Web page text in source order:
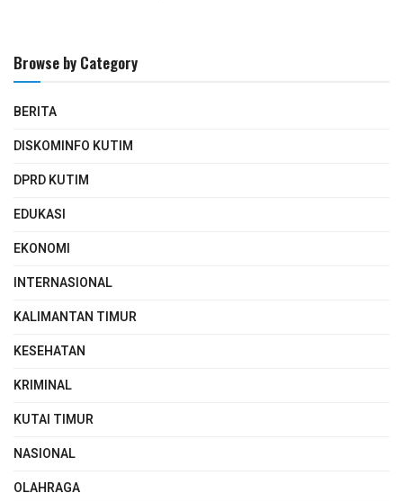
Browse by Category
BERITA
DISKOMINFO KUTIM
DPRD KUTIM
EDUKASI
EKONOMI
INTERNASIONAL
KALIMANTAN TIMUR
KESEHATAN
KRIMINAL
KUTAI TIMUR
NASIONAL
OLAHRAGA